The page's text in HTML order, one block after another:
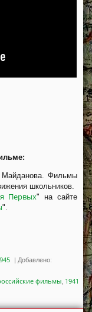
Майданова. Фильмы
школьников.
Первых" на сайте
".
| Добавлено:
фильмы 1941